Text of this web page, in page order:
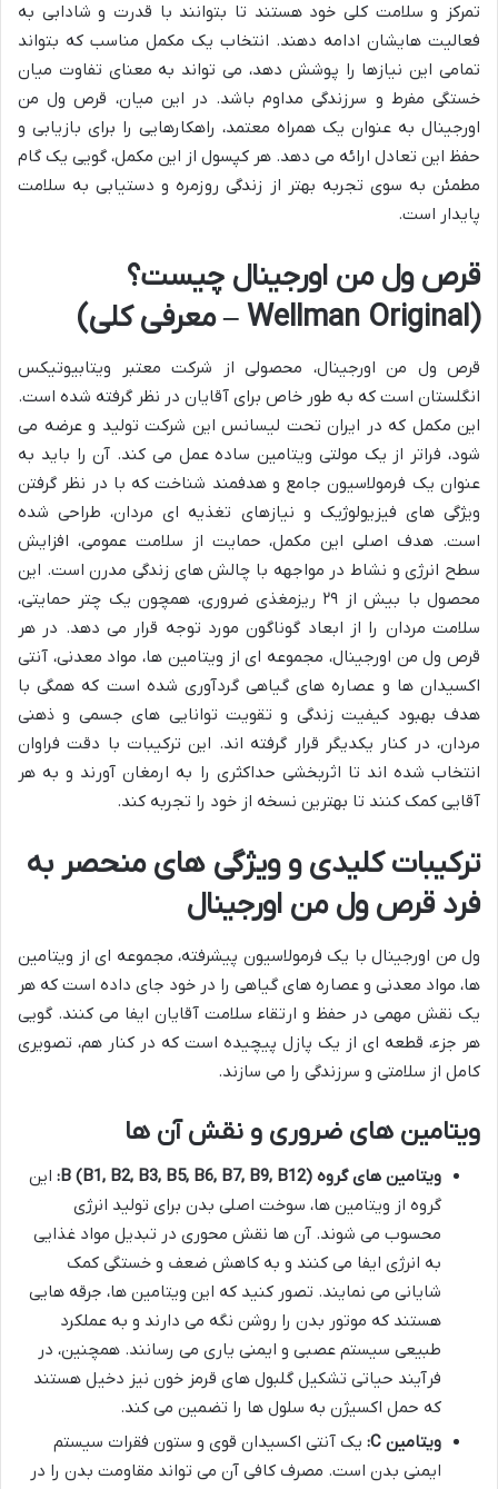
تمرکز و سلامت کلی خود هستند تا بتوانند با قدرت و شادابی به
فعالیت هایشان ادامه دهند. انتخاب یک مکمل مناسب که بتواند
تمامی این نیازها را پوشش دهد، می تواند به معنای تفاوت میان
خستگی مفرط و سرزندگی مداوم باشد. در این میان، قرص ول من
اورجینال به عنوان یک همراه معتمد، راهکارهایی را برای بازیابی و
حفظ این تعادل ارائه می دهد. هر کپسول از این مکمل، گویی یک گام
مطمئن به سوی تجربه بهتر از زندگی روزمره و دستیابی به سلامت
پایدار است.
قرص ول من اورجینال چیست؟
(Wellman Original – معرفی کلی)
قرص ول من اورجینال، محصولی از شرکت معتبر ویتابیوتیکس
انگلستان است که به طور خاص برای آقایان در نظر گرفته شده است.
این مکمل که در ایران تحت لیسانس این شرکت تولید و عرضه می
شود، فراتر از یک مولتی ویتامین ساده عمل می کند. آن را باید به
عنوان یک فرمولاسیون جامع و هدفمند شناخت که با در نظر گرفتن
ویژگی های فیزیولوژیک و نیازهای تغذیه ای مردان، طراحی شده
است. هدف اصلی این مکمل، حمایت از سلامت عمومی، افزایش
سطح انرژی و نشاط در مواجهه با چالش های زندگی مدرن است. این
محصول با بیش از ۲۹ ریزمغذی ضروری، همچون یک چتر حمایتی،
سلامت مردان را از ابعاد گوناگون مورد توجه قرار می دهد. در هر
قرص ول من اورجینال، مجموعه ای از ویتامین ها، مواد معدنی، آنتی
اکسیدان ها و عصاره های گیاهی گردآوری شده است که همگی با
هدف بهبود کیفیت زندگی و تقویت توانایی های جسمی و ذهنی
مردان، در کنار یکدیگر قرار گرفته اند. این ترکیبات با دقت فراوان
انتخاب شده اند تا اثربخشی حداکثری را به ارمغان آورند و به هر
آقایی کمک کنند تا بهترین نسخه از خود را تجربه کند.
ترکیبات کلیدی و ویژگی های منحصر به
فرد قرص ول من اورجینال
ول من اورجینال با یک فرمولاسیون پیشرفته، مجموعه ای از ویتامین
ها، مواد معدنی و عصاره های گیاهی را در خود جای داده است که هر
یک نقش مهمی در حفظ و ارتقاء سلامت آقایان ایفا می کنند. گویی
هر جزء، قطعه ای از یک پازل پیچیده است که در کنار هم، تصویری
کامل از سلامتی و سرزندگی را می سازند.
ویتامین های ضروری و نقش آن ها
ویتامین های گروه B (B1, B2, B3, B5, B6, B7, B9, B12):
این
گروه از ویتامین ها، سوخت اصلی بدن برای تولید انرژی
محسوب می شوند. آن ها نقش محوری در تبدیل مواد غذایی
به انرژی ایفا می کنند و به کاهش ضعف و خستگی کمک
شایانی می نمایند. تصور کنید که این ویتامین ها، جرقه هایی
هستند که موتور بدن را روشن نگه می دارند و به عملکرد
طبیعی سیستم عصبی و ایمنی یاری می رسانند. همچنین، در
فرآیند حیاتی تشکیل گلبول های قرمز خون نیز دخیل هستند
که حمل اکسیژن به سلول ها را تضمین می کند.
ویتامین C:
یک آنتی اکسیدان قوی و ستون فقرات سیستم
ایمنی بدن است. مصرف کافی آن می تواند مقاومت بدن را در